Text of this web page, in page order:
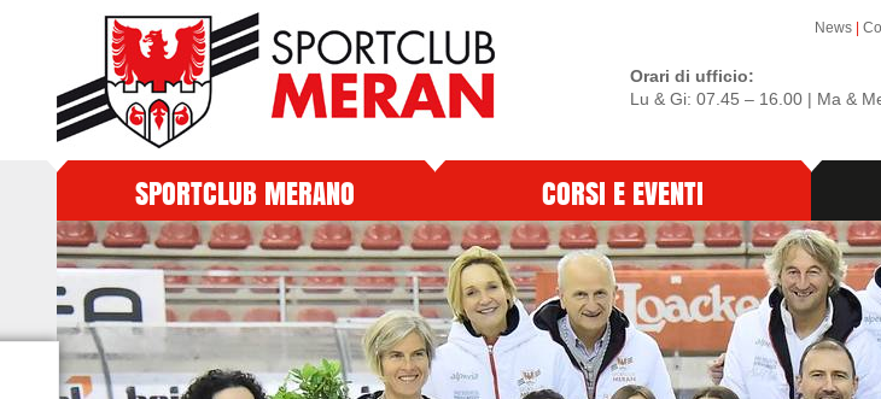
News |
Orari di ufficio:
Lu & Gi: 07.45 – 16.00 | Ma &
SPORTCLUB MERANO CORSI E EVENTI